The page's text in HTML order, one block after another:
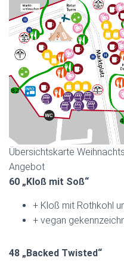
Übersichtskarte
Angebot
60 „Kloß mit Soß“
+ Kloß mit Rothkohl
+ vegan
48 „Backed Twisted“